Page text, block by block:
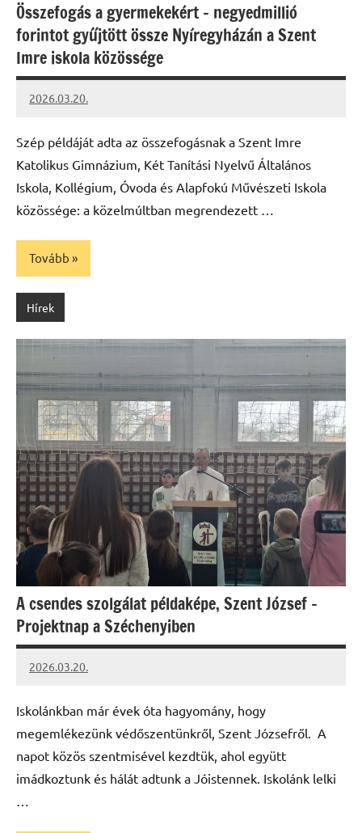
Összefogás a gyermekekért – negyedmillió
forintot gyűjtött össze Nyíregyházán a Szent
Imre iskola közössége
2026.03.20.
Leiszt
Szép példáját adta az összefogásnak a Szent Imre
Katolikus Gimnázium, Két Tanítási Nyelvű Általános
Iskola, Kollégium, Óvoda és Alapfokú Művészeti Iskola
közössége: a közelmúltban megrendezett …
Tovább
Hírek
A csendes szolgálat példaképe, Szent József –
Projektnap a Széchenyiben
2026.03.20.
Leiszt
Iskolánkban már évek óta hagyomány, hogy
megemlékezünk védőszentünkről, Szent Józsefről. A
napot közös szentmisével kezdtük, ahol együtt
imádkoztunk és hálát adtunk a Jóistennek. Iskolánk lelki